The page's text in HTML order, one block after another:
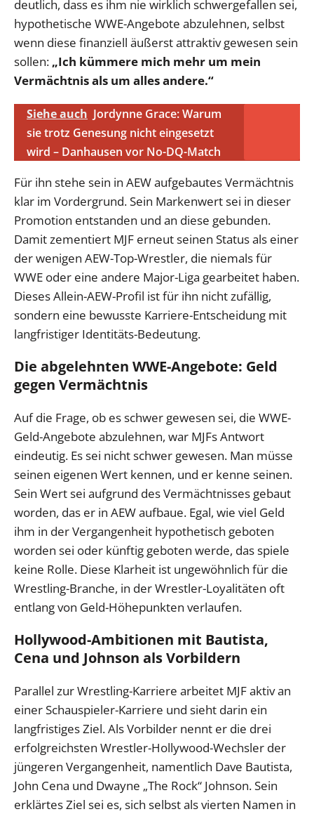
deutlich, dass es ihm nie wirklich schwergefallen sei,
hypothetische WWE-Angebote abzulehnen, selbst
wenn diese finanziell äußerst attraktiv gewesen sein
sollen: „Ich kümmere mich mehr um mein
Vermächtnis als um alles andere.“
Siehe auch Jordynne Grace: Warum
sie trotz Genesung nicht eingesetzt
wird – Danhausen vor No-DQ-Match
Für ihn stehe sein in AEW aufgebautes Vermächtnis
klar im Vordergrund. Sein Markenwert sei in dieser
Promotion entstanden und an diese gebunden.
Damit zementiert MJF erneut seinen Status als einer
der wenigen AEW-Top-Wrestler, die niemals für
WWE oder eine andere Major-Liga gearbeitet haben.
Dieses Allein-AEW-Profil ist für ihn nicht zufällig,
sondern eine bewusste Karriere-Entscheidung mit
langfristiger Identitäts-Bedeutung.
Die abgelehnten WWE-Angebote: Geld
gegen Vermächtnis
Auf die Frage, ob es schwer gewesen sei, die WWE-
Geld-Angebote abzulehnen, war MJFs Antwort
eindeutig. Es sei nicht schwer gewesen. Man müsse
seinen eigenen Wert kennen, und er kenne seinen.
Sein Wert sei aufgrund des Vermächtnisses gebaut
worden, das er in AEW aufbaue. Egal, wie viel Geld
ihm in der Vergangenheit hypothetisch geboten
worden sei oder künftig geboten werde, das spiele
keine Rolle. Diese Klarheit ist ungewöhnlich für die
Wrestling-Branche, in der Wrestler-Loyalitäten oft
entlang von Geld-Höhepunkten verlaufen.
Hollywood-Ambitionen mit Bautista,
Cena und Johnson als Vorbildern
Parallel zur Wrestling-Karriere arbeitet MJF aktiv an
einer Schauspieler-Karriere und sieht darin ein
langfristiges Ziel. Als Vorbilder nennt er die drei
erfolgreichsten Wrestler-Hollywood-Wechsler der
jüngeren Vergangenheit, namentlich Dave Bautista,
John Cena und Dwayne „The Rock“ Johnson. Sein
erklärtes Ziel sei es, sich selbst als vierten Namen in